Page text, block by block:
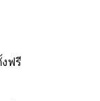
ฟรี